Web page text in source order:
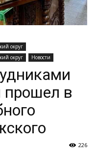
округ
округ
Новости
в
226